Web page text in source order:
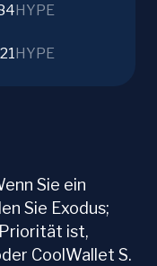
HYPE
HYPE
Sie ein
Sie Exodus;
ist,
CoolWallet S.